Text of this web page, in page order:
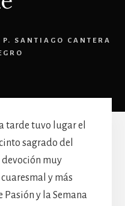
P. SANTIAGO CANTERA
tarde tuvo lugar el
sagrado del
devoción muy
y más
y la Semana